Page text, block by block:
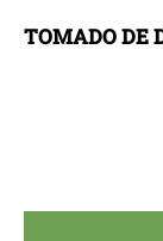
TOMADO DE